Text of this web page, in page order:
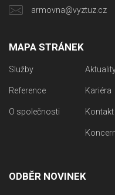
armovna@vyztuz.cz
MAPA STRÁNEK
Služby
Reference
O společnosti
Kariéra
Kontakt
ODBĚR NOVINEK